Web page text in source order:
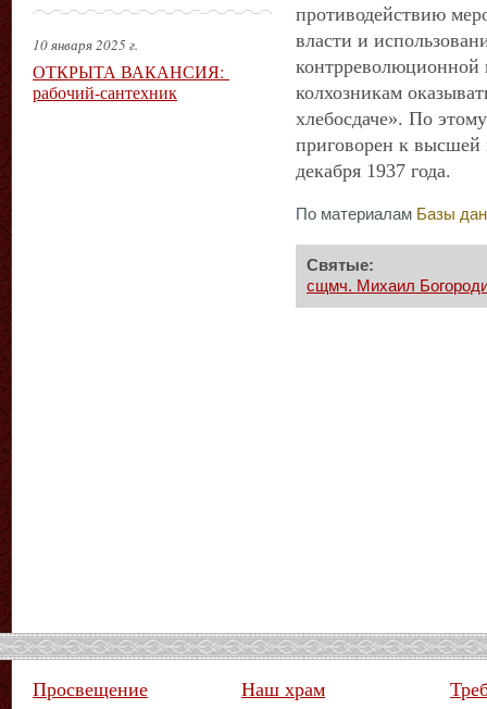
противодействию
власти и
контрреволюционной
колхозникам
хлебосдаче». По
приговорен к высшей
декабря 1937 года.
По материалам Базы
Святые:
сщмч. Михаил
10 января 2025 г.
ОТКРЫТА ВАКАНСИЯ:
рабочий-сантехник
Просвещение Наш храм